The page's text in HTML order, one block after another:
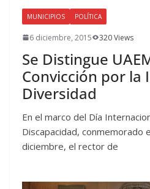
MUNICIPIOS POLÍTICA
6 diciembre, 2015 320 Views
Se Distingue
Convicción por la
Diversidad
En el marco del Día
Discapacidad, conmemorado
diciembre, el rector de